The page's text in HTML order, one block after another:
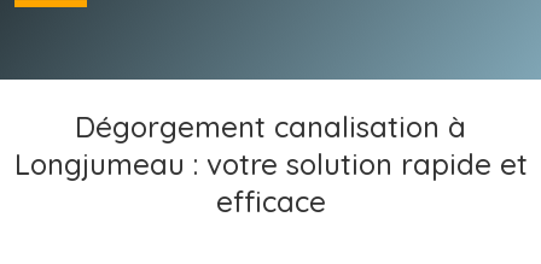
Dégorgement canalisation à
Longjumeau : votre solution rapide et
efficace